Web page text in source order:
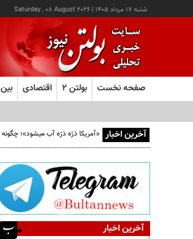
شنبه ۱۷ مرداد ۱۴۰۵ |
Saturday , 08 August 2026
صفحه نخست بولتن ۲ اقتصادی
آخرین اخبار «آمریکا ذرّه ذرّه آب میشود»؛
آخرین اخبار